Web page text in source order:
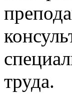
труда.